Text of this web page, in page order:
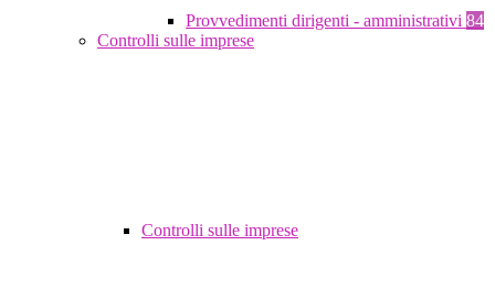
Provvedimenti dirigenti - amministrativi 84
Controlli sulle imprese
Controlli sulle imprese